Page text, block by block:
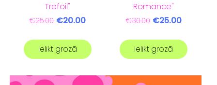
Trefoil"
€25.00 €20.00
Ielikt grozā
Romance"
€30.00 €25.00
Ielikt grozā